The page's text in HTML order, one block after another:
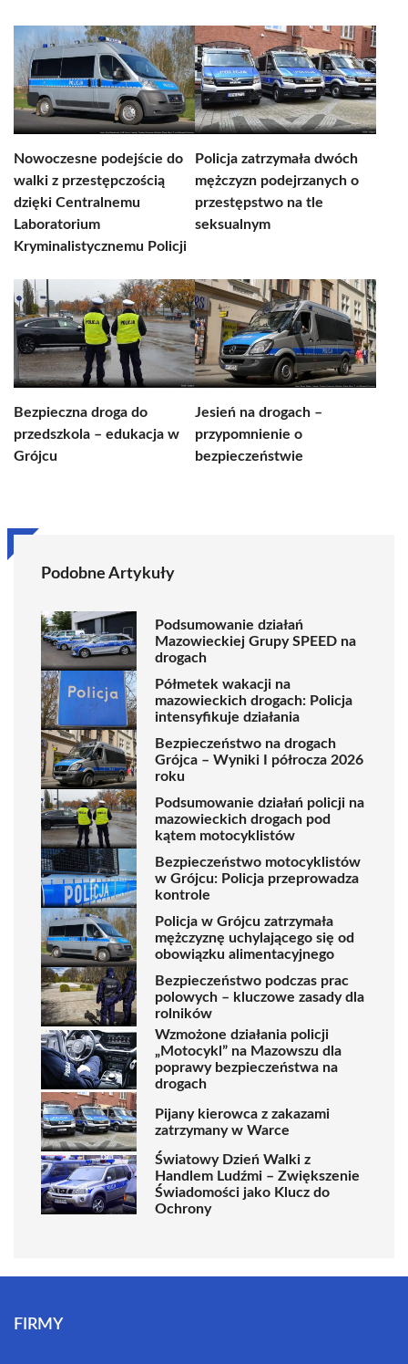
Nowoczesne podejście do
walki z przestępczością
dzięki Centralnemu
Laboratorium
Kryminalistycznemu Policji
Policja zatrzymała dwóch
mężczyzn podejrzanych o
przestępstwo na tle
seksualnym
Bezpieczna droga do
przedszkola – edukacja w
Grójcu
Jesień na drogach –
przypomnienie o
bezpieczeństwie
Podobne Artykuły
Podsumowanie działań
Mazowieckiej Grupy SPEED na
drogach
Półmetek wakacji na
mazowieckich drogach: Policja
intensyfikuje działania
Bezpieczeństwo na drogach
Grójca – Wyniki I półrocza 2026
roku
Podsumowanie działań policji na
mazowieckich drogach pod
kątem motocyklistów
Bezpieczeństwo motocyklistów
w Grójcu: Policja przeprowadza
kontrole
Policja w Grójcu zatrzymała
mężczyznę uchylającego się od
obowiązku alimentacyjnego
Bezpieczeństwo podczas prac
polowych – kluczowe zasady dla
rolników
Wzmożone działania policji
„Motocykl” na Mazowszu dla
poprawy bezpieczeństwa na
drogach
Pijany kierowca z zakazami
zatrzymany w Warce
Światowy Dzień Walki z
Handlem Ludźmi – Zwiększenie
Świadomości jako Klucz do
Ochrony
FIRMY